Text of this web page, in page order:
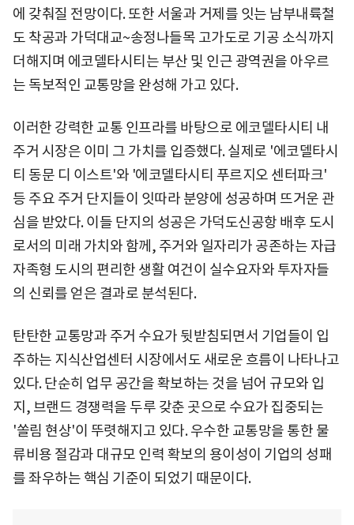
에 갖춰질 전망이다. 또한 서울과 거제를 잇는 남부내륙철
도 착공과 가덕대교~송정나들목 고가도로 기공 소식까지
더해지며 에코델타시티는 부산 및 인근 광역권을 아우르
는 독보적인 교통망을 완성해 가고 있다.
이러한 강력한 교통 인프라를 바탕으로 에코델타시티 내
주거 시장은 이미 그 가치를 입증했다. 실제로 '에코델타시
티 동문 디 이스트'와 '에코델타시티 푸르지오 센터파크'
등 주요 주거 단지들이 잇따라 분양에 성공하며 뜨거운 관
심을 받았다. 이들 단지의 성공은 가덕도신공항 배후 도시
로서의 미래 가치와 함께, 주거와 일자리가 공존하는 자급
자족형 도시의 편리한 생활 여건이 실수요자와 투자자들
의 신뢰를 얻은 결과로 분석된다.
탄탄한 교통망과 주거 수요가 뒷받침되면서 기업들이 입
주하는 지식산업센터 시장에서도 새로운 흐름이 나타나고
있다. 단순히 업무 공간을 확보하는 것을 넘어 규모와 입
지, 브랜드 경쟁력을 두루 갖춘 곳으로 수요가 집중되는
'쏠림 현상'이 뚜렷해지고 있다. 우수한 교통망을 통한 물
류비용 절감과 대규모 인력 확보의 용이성이 기업의 성패
를 좌우하는 핵심 기준이 되었기 때문이다.